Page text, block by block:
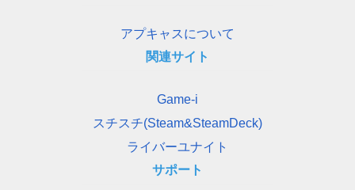
アプキャスについて
関連サイト
Game-i
スチスチ(Steam&SteamDeck)
ライバーユナイト
サポート